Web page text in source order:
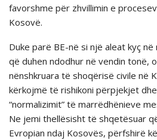
favorshme për zhvillimin e
Kosovë.
Duke parë BE-në si një aleat kyç
që duhen ndodhur në vendin tonë,
nënshkruara të shoqërisë civile në
kërkojmë të rishikoni përpjekjet
“normalizimit” të marrëdhënieve
Ne jemi thellësisht të shqetësuar
Evropian ndaj Kosovës, përfshirë